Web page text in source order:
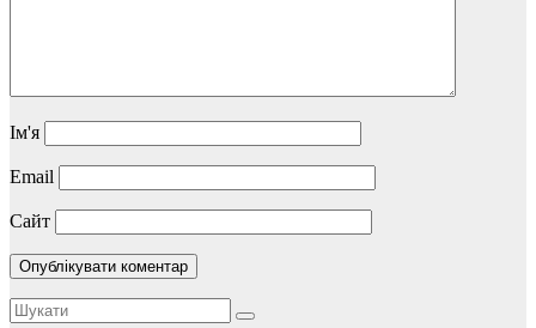
Ім'я
Email
Сайт